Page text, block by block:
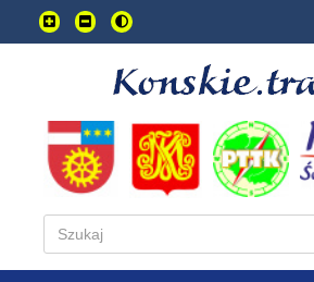
Przejdź
do
głownej